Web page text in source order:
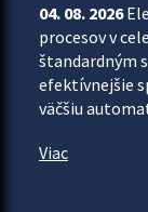
04. 08. 2026
procesov v
štandardným
efektívnejšie
väčšiu
Viac